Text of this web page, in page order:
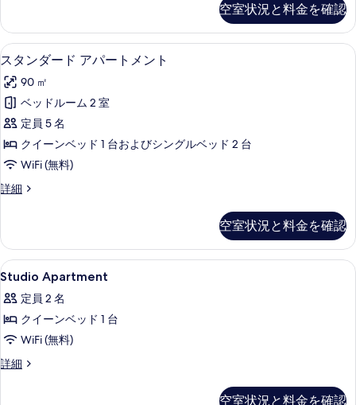
す
べ
て
の
写
真
を
表
る
ュ
ー
の
詳
細
ド
ル
ー
ム
の
す
べ
て
の
を
表
示
す
る
メ
ン
ト
ベ
ッ
ド
ル
ー
ム
の
詳
空室状況と料金を確認
ス
タ
ン
ダ
ー
ド
パ
ト
メ
ン
ト
の
す
べ
スタンダード アパートメント | セー
3
スタンダード アパートメント
90 ㎡
ベッドルーム 2 室
定員 5 名
クイーンベッド 1 台およびシングルベッド 2 台
WiFi (無料)
詳細
ス
ー
ド
ア
ー
ト
ン
ト
の
空室状況と料金を確認
Studio
Apartment
の
す
べ
て
セーフティボックス (室内)、アイロ
12
Studio Apartment
定員 2 名
クイーンベッド 1 台
WiFi (無料)
詳細
Studio
空室状況と料金を確認